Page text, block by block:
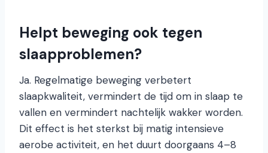
Helpt beweging ook tegen
slaapproblemen?
Ja. Regelmatige beweging verbetert
slaapkwaliteit, vermindert de tijd om in slaap te
vallen en vermindert nachtelijk wakker worden.
Dit effect is het sterkst bij matig intensieve
aerobe activiteit, en het duurt doorgaans 4–8